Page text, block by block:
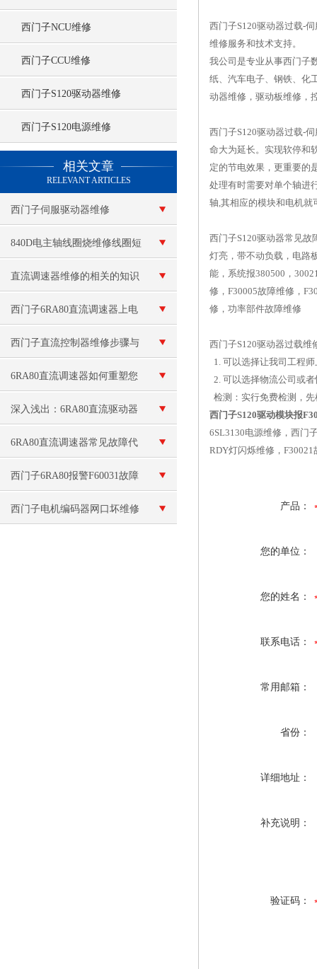
西门子NCU维修
西门子CCU维修
西门子S120驱动器维修
西门子S120电源维修
相关文章
RELEVANT ARTICLES
西门子伺服驱动器维修
840D电主轴线圈烧维修线圈短
路
直流调速器维修的相关的知识
西门子6RA80直流调速器上电
跳闸故障维修 故障代码：
F60010
西门子直流控制器维修步骤与
注意事项
6RA80直流调速器如何重塑您
的设备性能与生产效率
深入浅出：6RA80直流驱动器
的安装调试与参数设置
6RA80直流调速器常见故障代
码排查，新手也能快速解决
西门子6RA80报警F60031故障
维修
西门子电机编码器网口坏维修
西门子S120驱动器过载-
维修服务和技术支持。
我公司是专业从事西门子
纸、汽车电子、钢铁、化
动器维修，驱动板维修，
西门子S120驱动器过载-
命大为延长。实现软停和
定的节电效果，更重要的
处理有时需要对单个轴进
轴,其相应的模块和电机就
西门子S120驱动器常见
灯亮，带不动负载，电路
能，系统报380500，
修，F30005故障维修，
修，功率部件故障维修
西门子S120驱动器过载维
1. 可以选择让我司工程
2. 可以选择物流公司或
检测：实行免费检测，
西门子S120驱动模块报
6SL3130电源维修，西门
RDY灯闪烁维修，
产品：
您的单位：
您的姓名：
联系电话：
常用邮箱：
省份：
详细地址：
补充说明：
验证码：